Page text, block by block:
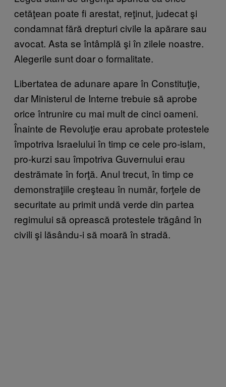
cetăţean poate fi arestat, reţinut, judecat şi
condamnat fără drepturi civile la apărare sau
avocat. Asta se întâmplă şi în zilele noastre.
Alegerile sunt doar o formalitate.
Libertatea de adunare apare în Constituţie,
dar Ministerul de Interne trebuie să aprobe
orice întrunire cu mai mult de cinci oameni.
Înainte de Revoluţie erau aprobate protestele
împotriva Israelului în timp ce cele pro-islam,
pro-kurzi sau împotriva Guvernului erau
destrămate în forţă. Anul trecut, în timp ce
demonstraţiile creşteau în număr, forţele de
securitate au primit undă verde din partea
regimului să oprească protestele trăgând în
civili şi lăsându-i să moară în stradă.